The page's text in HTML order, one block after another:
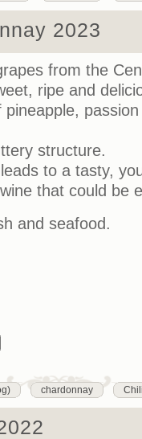
2023
from the
ripe and
structure.
to a tasty,
that could be
and seafood.
chardonnay